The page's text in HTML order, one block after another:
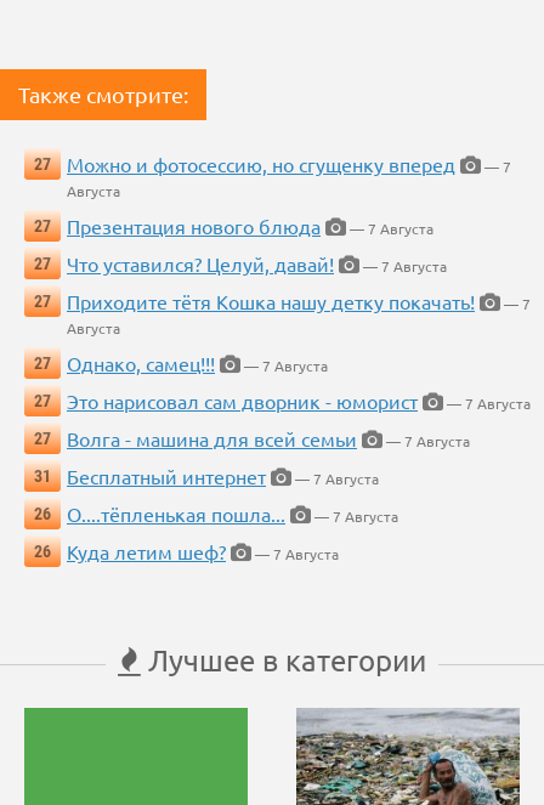
Также смотрите:
27 Можно и фотосессию, но сгущенку вперед
— 7
Августа
27
Презентация нового блюда
— 7 Августа
27
Что уставился? Целуй, давай!
— 7 Августа
27
Приходите тётя Кошка нашу детку покачать!
— 7
Августа
27
Однако, самец!!!
— 7 Августа
27
Это нарисовал сам дворник - юморист
— 7 Августа
27
Волга - машина для всей семьи
— 7 Августа
31
Бесплатный интернет
— 7 Августа
26
О....тёпленькая пошла...
— 7 Августа
26
Куда летим шеф? — 7 Августа
Лучшее в категории